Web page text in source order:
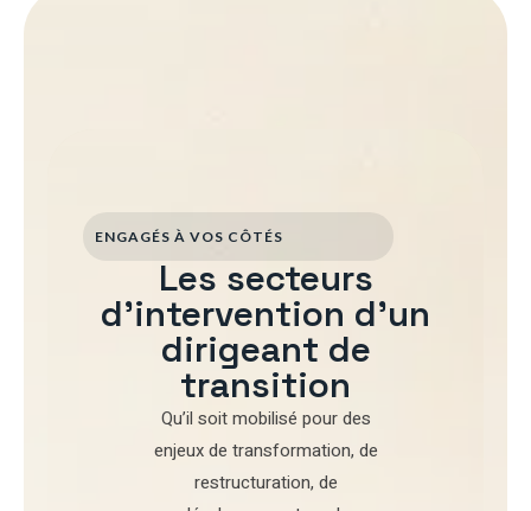
ENGAGÉS À VOS CÔTÉS
Les secteurs
d'intervention d'un
dirigeant de
transition
Qu’il soit mobilisé pourdes
enjeux de transformation, de
restructuration, de